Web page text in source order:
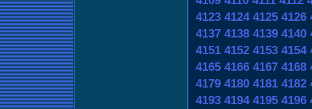
4123 4124 4125 4126
4137 4138 4139 4140
4151 4152 4153 4154
4165 4166 4167 4168
4179 4180 4181 4182
4193 4194 4195 4196